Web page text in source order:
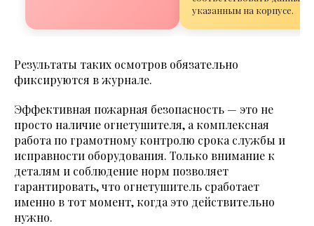
указанным на корпусе.
Результаты таких осмотров обязательно
фиксируются в журнале.
Эффективная пожарная безопасность — это не
просто наличие огнетушителя, а комплексная
работа по грамотному контролю срока службы и
исправности оборудования. Только внимание к
деталям и соблюдение норм позволяет
гарантировать, что огнетушитель сработает
именно в тот момент, когда это действительно
нужно.